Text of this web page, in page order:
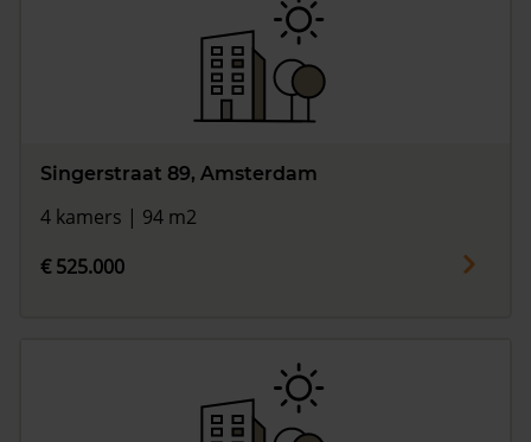
Singerstraat 89, Amsterdam
4 kamers | 94 m2
€ 525.000